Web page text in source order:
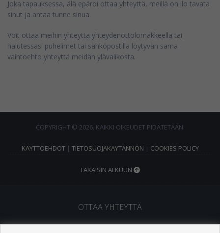
Joka tapauksessa, älä epäröi ottaa yhteyttä, meillä on ilo tavata
sinut ja antaa tunne sinua.
Voit ottaa meihin yhteyttä yhteydenottolomakkeella tai
halutessasi puhelimet tai sähköpostilla löytyvän sama
vaihtoehto yhteyttä meidän ylävalikosta.
COPYRIGHT © 2026. KAIKKI OIKEUDET PIDÄTETÄÄN.
KÄYTTÖEHDOT| TIETOSUOJAKÄYTÄNNÖN | COOKIES POLICY
TAKAISIN ALKUUN
OTTAA YHTEYTTÄ